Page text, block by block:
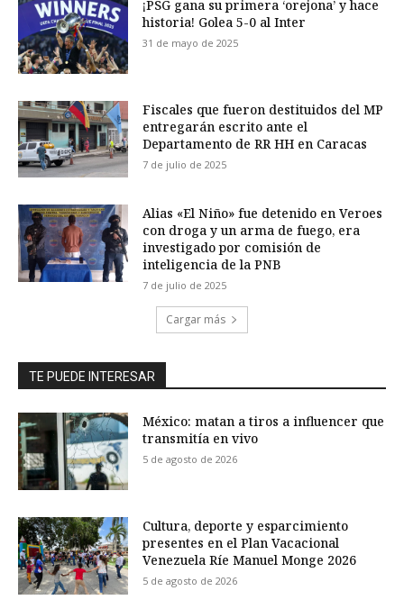
¡PSG gana su primera ‘orejona’ y hace
historia! Golea 5-0 al Inter
31 de mayo de 2025
Fiscales que fueron destituidos del MP
entregarán escrito ante el
Departamento de RR HH en Caracas
7 de julio de 2025
Alias «El Niño» fue detenido en Veroes
con droga y un arma de fuego, era
investigado por comisión de
inteligencia de la PNB
7 de julio de 2025
Cargar más
TE PUEDE INTERESAR
México: matan a tiros a influencer que
transmitía en vivo
5 de agosto de 2026
Cultura, deporte y esparcimiento
presentes en el Plan Vacacional
Venezuela Ríe Manuel Monge 2026
5 de agosto de 2026